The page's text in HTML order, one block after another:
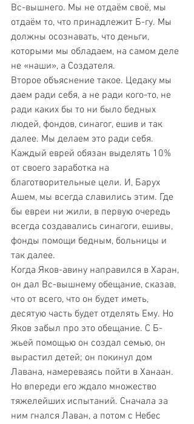
Вс-вышнего. Мы не отдаём своё, мы
отдаём то, что принадлежит Б-гу. Мы
должны осознавать, что деньги,
которыми мы обладаем, на самом деле
не «наши», а Создателя.
Второе объяснение такое. Цедаку мы
даем ради себя, а не ради кого-то, не
ради каких бы то ни было бедных
людей, фондов, синагог, ешив и так
далее. Мы делаем это ради себя.
Каждый еврей обязан выделять 10%
от своего заработка на
благотворительные цели. И, Барух
Ашем, мы всегда славились этим. Где
бы евреи ни жили, в первую очередь
всегда создавались синагоги, ешивы,
фонды помощи бедным, больницы и
так далее.
Когда Яков-авину направился в Харан,
он дал Вс-вышнему обещание, сказав,
что от всего, что он будет иметь,
десятую часть будет отделять Ему. Но
Яков забыл про это обещание. С Б-
жьей помощью он создал семью, он
вырастил детей; он покинул дом
Лавана, намереваясь пойти в Ханаан.
Но впереди его ждало множество
тяжелейших испытаний. Сначала за
ним гнался Лаван, а потом с Небес